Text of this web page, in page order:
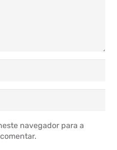
navegador para a